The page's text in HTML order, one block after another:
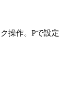
操作。Pで設定